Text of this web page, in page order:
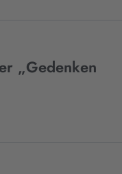
„Gedenken